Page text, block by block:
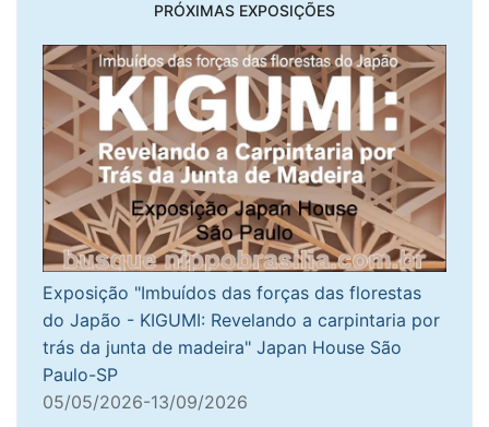
PRÓXIMAS EXPOSIÇÕES
Exposição "Imbuídos das forças das florestas
do Japão - KIGUMI: Revelando a carpintaria por
trás da junta de madeira" Japan House São
Paulo-SP
05/05/2026-13/09/2026